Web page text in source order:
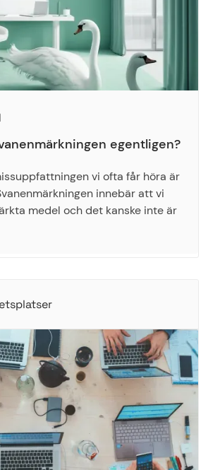
egentligen?
vi ofta får höra är
innebär att vi
medel och det kanske inte är